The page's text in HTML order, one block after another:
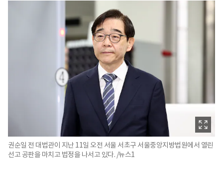
권순일 전 대법관이 지난 11일 오전 서울 서초구 서울중앙지방법원에서 열린
선고 공판을 마치고 법정을 나서고 있다. /뉴스1